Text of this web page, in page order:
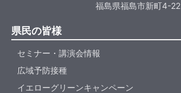
福島県福島市新町4-22
県民の皆様
セミナー・講演会情報
広域予防接種
イエローグリーンキャンペーン